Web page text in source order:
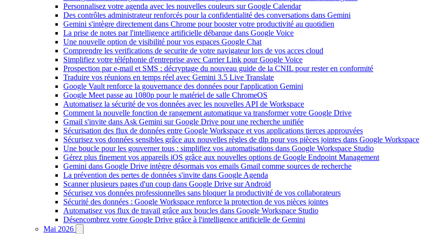
Personnalisez votre agenda avec les nouvelles couleurs sur Google Calendar
Des contrôles administrateur renforcés pour la confidentialité des conversations dans Gemini
Gemini s'intègre directement dans Chrome pour booster votre productivité au quotidien
La prise de notes par l'intelligence artificielle débarque dans Google Voice
Une nouvelle option de visibilité pour vos espaces Google Chat
Comprendre les verifications de securite de votre navigateur lors de vos acces cloud
Simplifiez votre téléphonie d'entreprise avec Carrier Link pour Google Voice
Prospection par e-mail et SMS : décryptage du nouveau guide de la CNIL pour rester en conformité
Traduire vos réunions en temps réel avec Gemini 3.5 Live Translate
Google Vault renforce la gouvernance des données pour l'application Gemini
Google Meet passe au 1080p pour le matériel de salle ChromeOS
Automatisez la sécurité de vos données avec les nouvelles API de Workspace
Comment la nouvelle fonction de rangement automatique va transformer votre Google Drive
Gmail s'invite dans Ask Gemini sur Google Drive pour une recherche unifiée
Sécurisation des flux de données entre Google Workspace et vos applications tierces approuvées
Sécurisez vos données sensibles grâce aux nouvelles règles de dlp pour vos pièces jointes dans Google Workspace
Une boucle pour les gouverner tous : simplifiez vos automatisations dans Google Workspace Studio
Gérez plus finement vos appareils iOS grâce aux nouvelles options de Google Endpoint Management
Gemini dans Google Drive intègre désormais vos emails Gmail comme sources de recherche
La prévention des pertes de données s'invite dans Google Agenda
Scanner plusieurs pages d'un coup dans Google Drive sur Android
Sécurisez vos données professionnelles sans bloquer la productivité de vos collaborateurs
Sécurité des données : Google Workspace renforce la protection de vos pièces jointes
Automatisez vos flux de travail grâce aux boucles dans Google Workspace Studio
Désencombrez votre Google Drive grâce à l'intelligence artificielle de Gemini
Mai 2026